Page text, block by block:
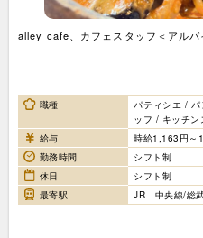
alley cafe、カフェスタッフ＜アル
職種
パティシエ /
ッフ / キッチン
給与
時給1,163円～
勤務時間
シフト制
休日
シフト制
最寄駅
JR 中央線/総